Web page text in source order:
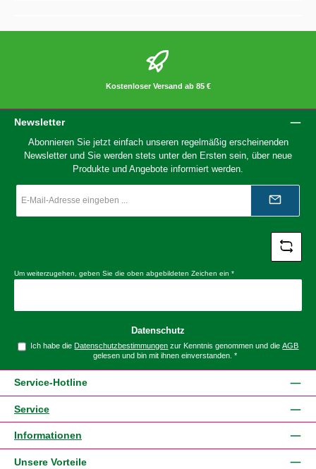
Kostenloser Versand ab 85 €
Newsletter
Abonnieren Sie jetzt einfach unseren regelmäßig erscheinenden
Newsletter und Sie werden stets unter den Ersten sein, über neue
Produkte und Angebote informiert werden.
Mail-
*
Um weiterzugehen, geben Sie die oben abgebildeten Zeichen ein *
Datenschutz
Ich habe dieDatenschutzbestimmungen zur Kenntnis genommen und dieAGB
gelesen und bin mit ihnen einverstanden. *
Service-Hotline
Service
Informationen
Unsere Vorteile